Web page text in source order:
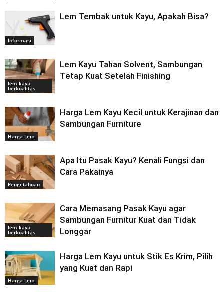
Informasi
Lem Tembak untuk Kayu, Apakah Bisa?
lem kayu
berkualitas
Lem Kayu Tahan Solvent, Sambungan
Tetap Kuat Setelah Finishing
Harga Lem
Harga Lem Kayu Kecil untuk Kerajinan dan
Sambungan Furniture
Pengetahuan
Apa Itu Pasak Kayu? Kenali Fungsi dan
Cara Pakainya
lem kayu
berkualitas
Cara Memasang Pasak Kayu agar
Sambungan Furnitur Kuat dan Tidak
Longgar
Harga Lem
Harga Lem Kayu untuk Stik Es Krim, Pilih
yang Kuat dan Rapi